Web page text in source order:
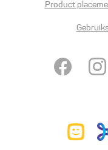
Product